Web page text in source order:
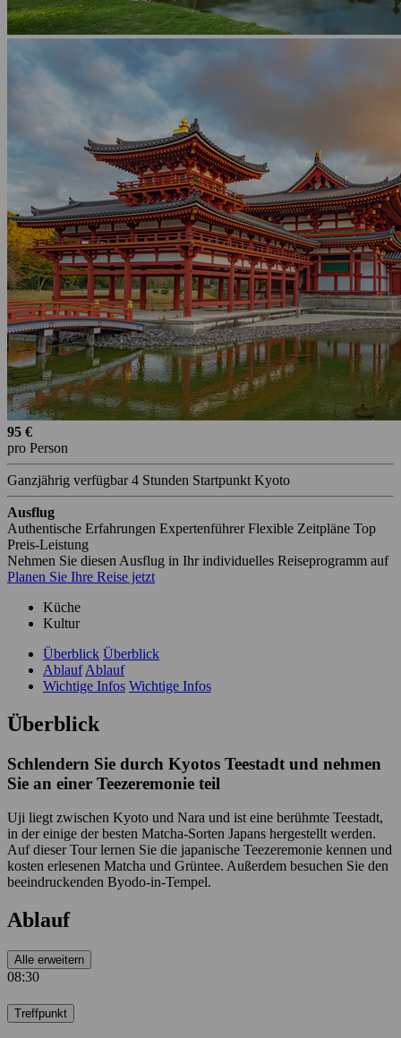
95 €
pro Person
Ganzjährig verfügbar4 Stunden Startpunkt Kyoto
Ausflug
Authentische Erfahrungen Expertenführer Flexible Zeitpläne Top
Preis-Leistung
Nehmen Sie diesen Ausflug in Ihr individuelles Reiseprogramm auf
Planen Sie Ihre Reise jetzt
Küche
Kultur
Überblick Überblick
Ablauf Ablauf
Wichtige Infos Wichtige Infos
Überblick
Schlendern Sie durch Kyotos Teestadt und nehmen
Sie an einer Teezeremonie teil
Uji liegt zwischen Kyoto und Nara und ist eine berühmte Teestadt,
in der einige der besten Matcha-Sorten Japans hergestellt werden.
Auf dieser Tour lernen Sie die japanische Teezeremonie kennen und
kosten erlesenen Matcha und Grüntee. Außerdem besuchen Sie den
beeindruckenden Byodo-in-Tempel.
Ablauf
Alle erweitern
08:30
Treffpunkt